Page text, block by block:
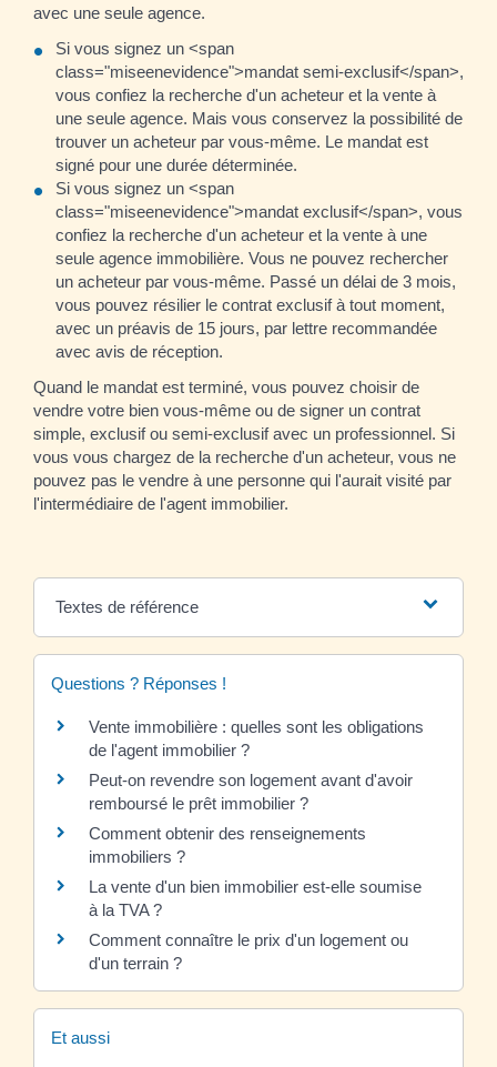
avec une seule agence.
Si vous signez un <span
class="miseenevidence">mandat semi-exclusif</span>,
vous confiez la recherche d'un acheteur et la vente à
une seule agence. Mais vous conservez la possibilité de
trouver un acheteur par vous-même. Le mandat est
signé pour une durée déterminée.
Si vous signez un <span
class="miseenevidence">mandat exclusif</span>, vous
confiez la recherche d'un acheteur et la vente à une
seule agence immobilière. Vous ne pouvez rechercher
un acheteur par vous-même. Passé un délai de 3 mois,
vous pouvez résilier le contrat exclusif à tout moment,
avec un préavis de 15 jours, par lettre recommandée
avec avis de réception.
Quand le mandat est terminé, vous pouvez choisir de
vendre votre bien vous-même ou de signer un contrat
simple, exclusif ou semi-exclusif avec un professionnel. Si
vous vous chargez de la recherche d'un acheteur, vous ne
pouvez pas le vendre à une personne qui l'aurait visité par
l'intermédiaire de l'agent immobilier.
Textes de référence
Questions ? Réponses !
Vente immobilière : quelles sont les obligations
de l'agent immobilier ?
Peut-on revendre son logement avant d'avoir
remboursé le prêt immobilier ?
Comment obtenir des renseignements
immobiliers ?
La vente d'un bien immobilier est-elle soumise
à la TVA ?
Comment connaître le prix d'un logement ou
d'un terrain ?
Et aussi